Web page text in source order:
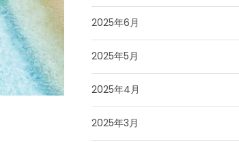
2025年6月
2025年5月
2025年4月
2025年3月